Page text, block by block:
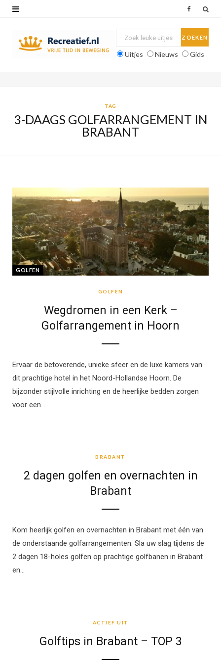
o
Uitjes Nieuws Gids
TAG
3-DAAGS GOLFARRANGEMENT IN
BRABANT
GOLFEN
GOLFEN
Wegdromen in een Kerk –
Golfarrangement in Hoorn
Ervaar de betoverende, unieke sfeer en de luxe kamers van
dit prachtige hotel in het Noord-Hollandse Hoorn. De
bijzonder stijlvolle inrichting en de heerlijke bedden zorgen
voor een…
BRABANT
2 dagen golfen en overnachten in
Brabant
Kom heerlijk golfen en overnachten in Brabant met één van
de onderstaande golfarrangementen. Sla uw slag tijdens de
2 dagen 18-holes golfen op prachtige golfbanen in Brabant
en…
ACTIEF UIT
Golftips in Brabant – TOP 3